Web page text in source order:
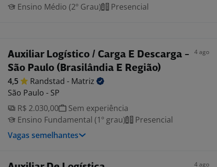
Ensino Médio (2º Grau)
Presencial
Auxiliar Logístico / Carga E Descarga -
São Paulo (Brasilândia E Região)
4 ago
4,5 Randstad - Matriz
São Paulo - SP
R$ 2.030,00
Sem experiência
Ensino Fundamental (1º grau)
Presencial
Vagas semelhantes
4 ago